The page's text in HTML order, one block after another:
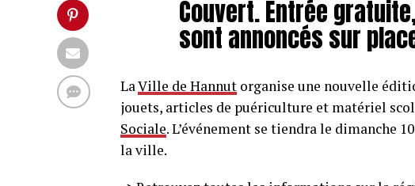
Couvert. Entrée
sont annoncés sur
LaVille de Hannut organise une nouvelle
jouets, articles de puériculture et matériel
Sociale. L’événement se tiendra le dimanche
la ville.